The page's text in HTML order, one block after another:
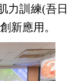
力訓練(吾日
新應用。